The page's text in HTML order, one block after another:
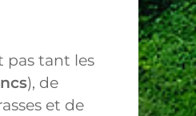
pas tant les
), de
et de